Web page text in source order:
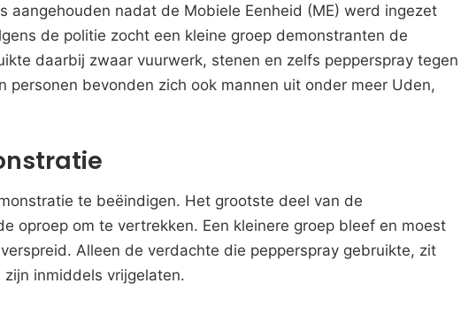
aangehouden nadat de Mobiele Eenheid (ME) werd ingezet
de politie zocht een kleine groep demonstranten de
daarbij zwaar vuurwerk, stenen en zelfs pepperspray tegen
personen bevonden zich ook mannen uit onder meer Uden,
te beëindigen. Het grootste deel van de
oproep om te vertrekken. Een kleinere groep bleef en moest
Alleen de verdachte die pepperspray gebruikte, zit
inmiddels vrijgelaten.